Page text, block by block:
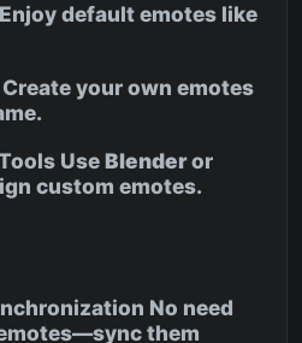
default emotes like
your own emotes
UseBlenderor
custom emotes.
No need
them